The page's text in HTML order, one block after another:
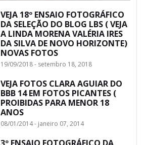
VEJA 18º ENSAIO FOTOGRÁFICO
DA SELEÇÃO DO BLOG LBS ( VEJA
A LINDA MORENA VALÉRIA IRES
DA SILVA DE NOVO HORIZONTE)
NOVAS FOTOS
19/09/2018 - setembro 18, 2018
VEJA FOTOS CLARA AGUIAR DO
BBB 14 EM FOTOS PICANTES (
PROIBIDAS PARA MENOR 18
ANOS
08/01/2014 - janeiro 07, 2014